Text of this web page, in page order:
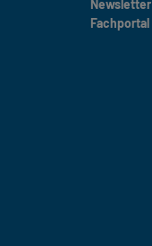
Newsletter
Fachportal